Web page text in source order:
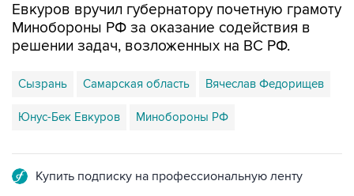
Евкуров вручил губернатору почетную грамоту
Минобороны РФ за оказание содействия в
решении задач, возложенных на ВС РФ.
Сызрань Самарская область Вячеслав Федорищев
Юнус-Бек Евкуров Минобороны РФ
Купить подписку на профессиональную ленту